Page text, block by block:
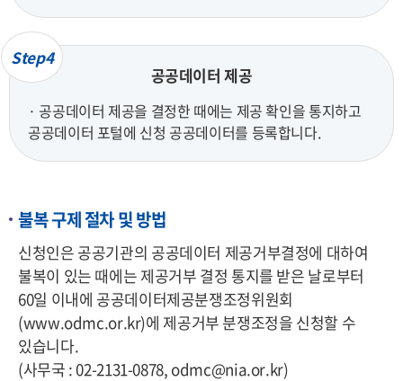
Step4
공공데이터 제공
· 공공데이터 제공을 결정한 때에는 제공 확인을 통지하고
공공데이터 포털에 신청 공공데이터를 등록합니다.
불복 구제 절차 및 방법
신청인은 공공기관의 공공데이터 제공거부결정에 대하여
불복이 있는 때에는 제공거부 결정 통지를 받은 날로부터
60일 이내에 공공데이터제공분쟁조정위원회
(www.odmc.or.kr)에 제공거부 분쟁조정을 신청할 수
있습니다.
(사무국 : 02-2131-0878, odmc@nia.or.kr)